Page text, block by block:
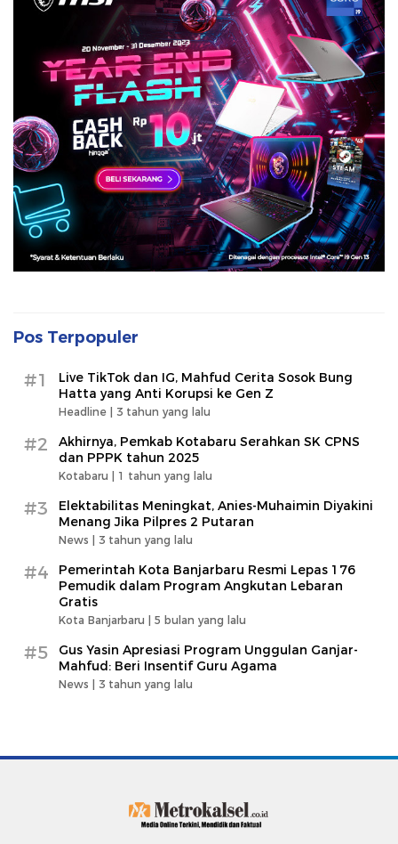
Pos Terpopuler
#1
Live TikTok dan IG, Mahfud Cerita Sosok Bung
Hatta yang Anti Korupsi ke Gen Z
Headline | 3 tahun yang lalu
#2
Akhirnya, Pemkab Kotabaru Serahkan SK CPNS
dan PPPK tahun 2025
Kotabaru | 1 tahun yang lalu
#3
Elektabilitas Meningkat, Anies-Muhaimin Diyakini
Menang Jika Pilpres 2 Putaran
News | 3 tahun yang lalu
#4
Pemerintah Kota Banjarbaru Resmi Lepas 176
Pemudik dalam Program Angkutan Lebaran
Gratis
Kota Banjarbaru | 5 bulan yang lalu
#5
Gus Yasin Apresiasi Program Unggulan Ganjar-
Mahfud: Beri Insentif Guru Agama
News | 3 tahun yang lalu